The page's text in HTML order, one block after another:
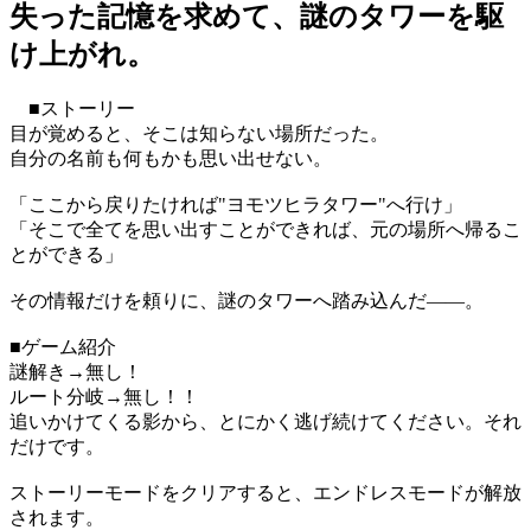
失った記憶を求めて、謎のタワーを駆
け上がれ。
■ストーリー
目が覚めると、そこは知らない場所だった。
自分の名前も何もかも思い出せない。
「ここから戻りたければ"ヨモツヒラタワー"へ行け」
「そこで全てを思い出すことができれば、元の場所へ帰るこ
とができる」
その情報だけを頼りに、謎のタワーへ踏み込んだ――。
■ゲーム紹介
謎解き→無し！
ルート分岐→無し！！
追いかけてくる影から、とにかく逃げ続けてください。それ
だけです。
ストーリーモードをクリアすると、エンドレスモードが解放
されます。